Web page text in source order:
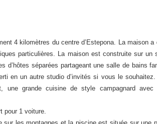
4 kilomètres du centre d’Estepona. La maison a
particulières. La maison est construite sur un
d’hôtes séparées partageant une salle de bains
en un autre studio d’invités si vous le
une grande cuisine de style campagnard
pour 1 voiture.